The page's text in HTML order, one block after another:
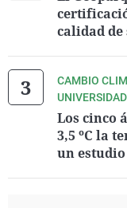
calidad de
CAMBIO
Los cinco
3,5 ºC la
un estudio